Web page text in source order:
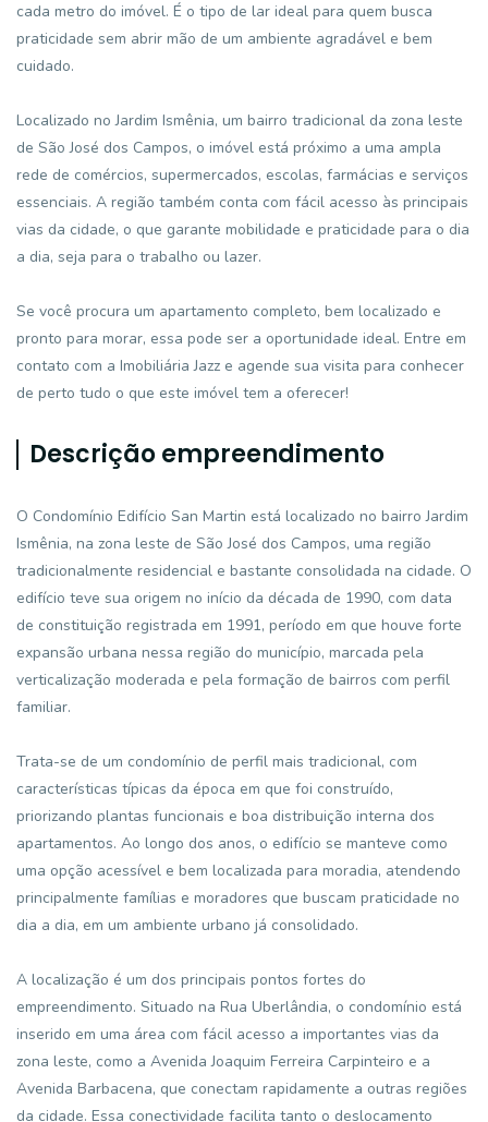
cada metro do imóvel. É o tipo de lar ideal para quem busca
praticidade sem abrir mão de um ambiente agradável e bem
cuidado.
Localizado no Jardim Ismênia, um bairro tradicional da zona leste
de São José dos Campos, o imóvel está próximo a uma ampla
rede de comércios, supermercados, escolas, farmácias e serviços
essenciais. A região também conta com fácil acesso às principais
vias da cidade, o que garante mobilidade e praticidade para o dia
a dia, seja para o trabalho ou lazer.
Se você procura um apartamento completo, bem localizado e
pronto para morar, essa pode ser a oportunidade ideal. Entre em
contato com a Imobiliária Jazz e agende sua visita para conhecer
de perto tudo o que este imóvel tem a oferecer!
Descrição empreendimento
O Condomínio Edifício San Martin está localizado no bairro Jardim
Ismênia, na zona leste de São José dos Campos, uma região
tradicionalmente residencial e bastante consolidada na cidade. O
edifício teve sua origem no início da década de 1990, com data
de constituição registrada em 1991, período em que houve forte
expansão urbana nessa região do município, marcada pela
verticalização moderada e pela formação de bairros com perfil
familiar.
Trata-se de um condomínio de perfil mais tradicional, com
características típicas da época em que foi construído,
priorizando plantas funcionais e boa distribuição interna dos
apartamentos. Ao longo dos anos, o edifício se manteve como
uma opção acessível e bem localizada para moradia, atendendo
principalmente famílias e moradores que buscam praticidade no
dia a dia, em um ambiente urbano já consolidado.
A localização é um dos principais pontos fortes do
empreendimento. Situado na Rua Uberlândia, o condomínio está
inserido em uma área com fácil acesso a importantes vias da
zona leste, como a Avenida Joaquim Ferreira Carpinteiro e a
Avenida Barbacena, que conectam rapidamente a outras regiões
da cidade. Essa conectividade facilita tanto o deslocamento